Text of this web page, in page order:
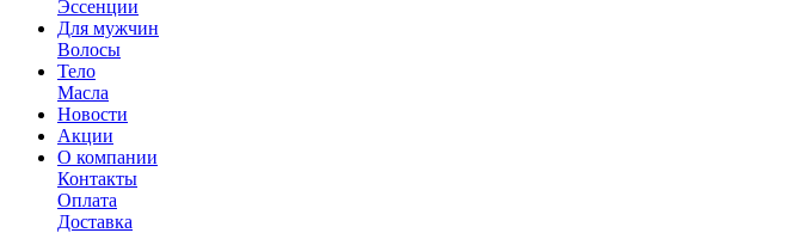
Эссенции
Для мужчин
Волосы
Тело
Масла
Новости
Акции
О компании
Контакты
Оплата
Доставка